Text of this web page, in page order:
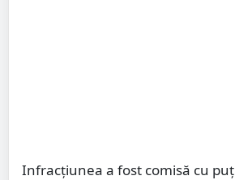
Infracțiunea a fost comisă cu